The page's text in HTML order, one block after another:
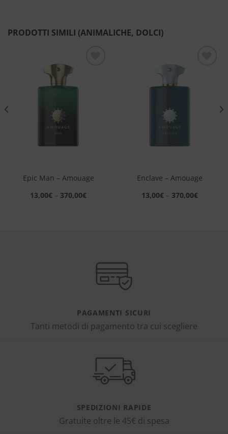
PRODOTTI SIMILI (ANIMALICHE, DOLCI)
alla lista
Epic Man – Amouage
13,00€ – 370,00€
alla lista
Enclave – Amouage
13,00€ – 370,00€
PAGAMENTI SICURI
Tanti metodi di pagamento tra cui scegliere
SPEDIZIONI RAPIDE
Gratuite oltre le 45€ di spesa